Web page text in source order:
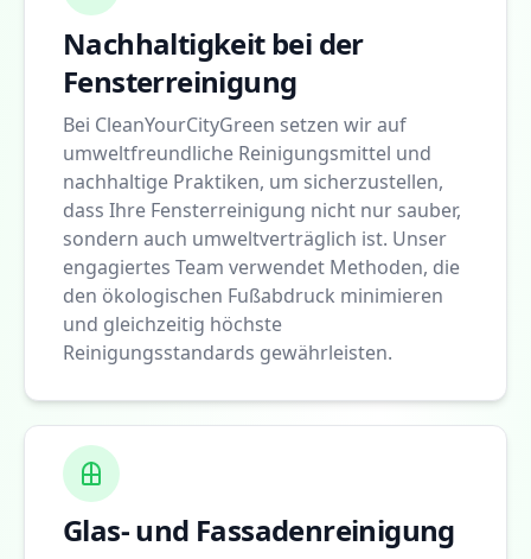
Nachhaltigkeit bei der
Fensterreinigung
Bei CleanYourCityGreen setzen wir auf
umweltfreundliche Reinigungsmittel und
nachhaltige Praktiken, um sicherzustellen,
dass Ihre Fensterreinigung nicht nur sauber,
sondern auch umweltverträglich ist. Unser
engagiertes Team verwendet Methoden, die
den ökologischen Fußabdruck minimieren
und gleichzeitig höchste
Reinigungsstandards gewährleisten.
Glas- und Fassadenreinigung